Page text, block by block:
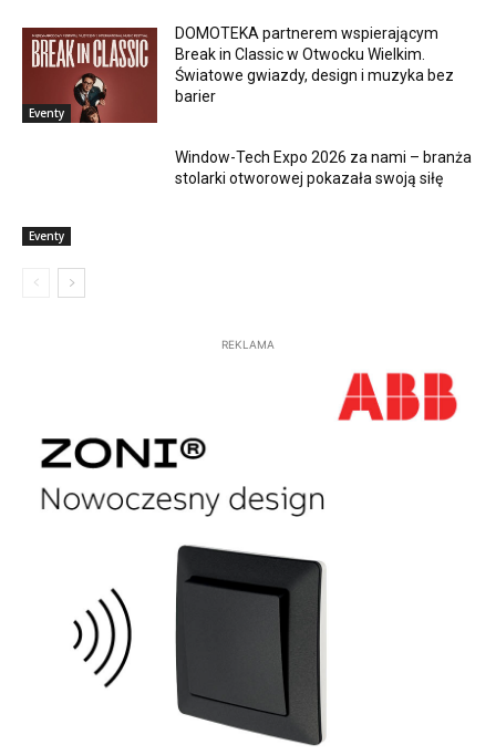
Eventy
DOMOTEKA partnerem wspierającym
Break in Classic w Otwocku Wielkim.
Światowe gwiazdy, design i muzyka bez
barier
Eventy
Window-Tech Expo 2026 za nami – branża
stolarki otworowej pokazała swoją siłę
REKLAMA